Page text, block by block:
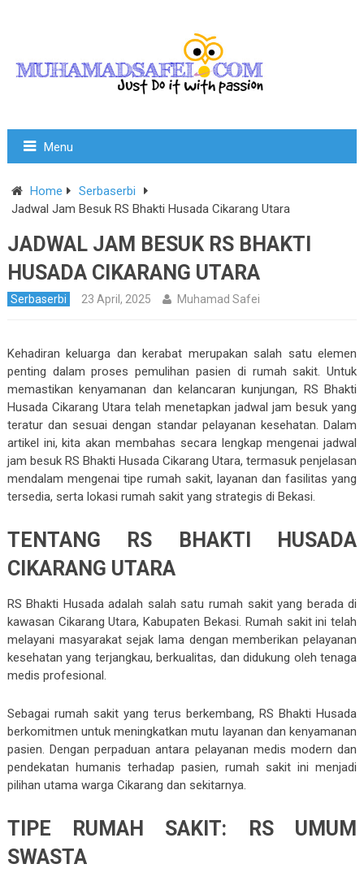
Menu
Home
Serbaserbi
Jadwal Jam Besuk RS Bhakti Husada Cikarang Utara
JADWAL JAM BESUK RS BHAKTI
HUSADA CIKARANG UTARA
Serbaserbi 23 April, 2025 Muhamad Safei
Kehadiran keluarga dan kerabat merupakan salah satu elemen
penting dalam proses pemulihan pasien di rumah sakit. Untuk
memastikan kenyamanan dan kelancaran kunjungan, RS Bhakti
Husada Cikarang Utara telah menetapkan jadwal jam besuk yang
teratur dan sesuai dengan standar pelayanan kesehatan. Dalam
artikel ini, kita akan membahas secara lengkap mengenai jadwal
jam besuk RS Bhakti Husada Cikarang Utara, termasuk penjelasan
mendalam mengenai tipe rumah sakit, layanan dan fasilitas yang
tersedia, serta lokasi rumah sakit yang strategis di Bekasi.
TENTANG RS BHAKTI HUSADA
CIKARANG UTARA
RS Bhakti Husada adalah salah satu rumah sakit yang berada di
kawasan Cikarang Utara, Kabupaten Bekasi. Rumah sakit ini telah
melayani masyarakat sejak lama dengan memberikan pelayanan
kesehatan yang terjangkau, berkualitas, dan didukung oleh tenaga
medis profesional.
Sebagai rumah sakit yang terus berkembang, RS Bhakti Husada
berkomitmen untuk meningkatkan mutu layanan dan kenyamanan
pasien. Dengan perpaduan antara pelayanan medis modern dan
pendekatan humanis terhadap pasien, rumah sakit ini menjadi
pilihan utama warga Cikarang dan sekitarnya.
TIPE RUMAH SAKIT: RS UMUM
SWASTA